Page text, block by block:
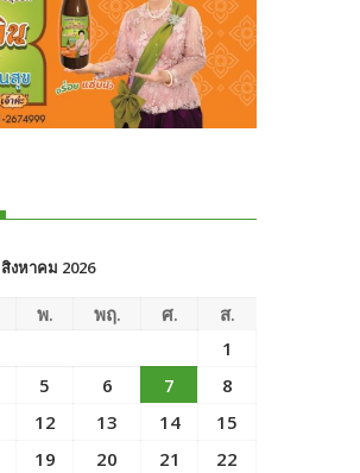
สิงหาคม 2026
พ. พฤ. ศ.
ส.
1
5 6 7
8
12 13 14
15
19 20 21
22